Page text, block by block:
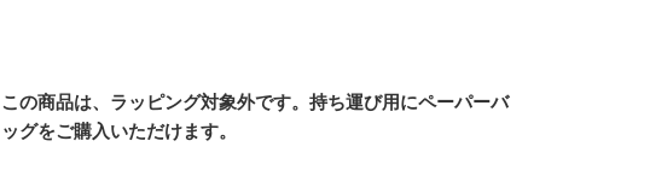
この商品は、ラッピング対象外です。持ち運び用にペーパーバ
ッグをご購入いただけます。